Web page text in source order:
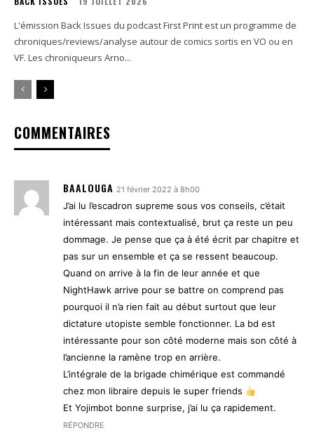
L'émission Back Issues du podcast First Print est un programme de
chroniques/reviews/analyse autour de comics sortis en VO ou en
VF. Les chroniqueurs Arno...
COMMENTAIRES
BAALOUGA 21 février 2022 à 8h00
J’ai lu l’escadron supreme sous vos conseils, c’était
intéressant mais contextualisé, brut ça reste un peu
dommage. Je pense que ça à été écrit par chapitre et
pas sur un ensemble et ça se ressent beaucoup.
Quand on arrive à la fin de leur année et que
NightHawk arrive pour se battre on comprend pas
pourquoi il n’a rien fait au début surtout que leur
dictature utopiste semble fonctionner. La bd est
intéressante pour son côté moderne mais son côté à
l’ancienne la ramène trop en arrière.
L’intégrale de la brigade chimérique est commandé
chez mon libraire depuis le super friends
Et Yojimbot bonne surprise, j’ai lu ça rapidement.
RÉPONDRE